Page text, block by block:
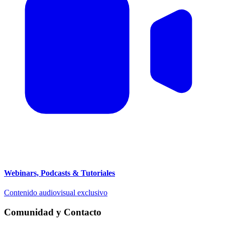
Webinars, Podcasts & Tutoriales
Contenido audiovisual exclusivo
Comunidad y Contacto